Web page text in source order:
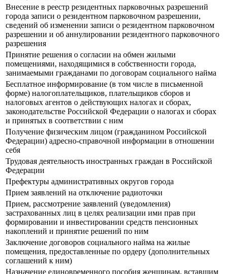
Внесение в реестр резидентных парковочных разрешений
города записи о резидентном парковочном разрешении,
сведений об изменении записи о резидентном парковочном
разрешении и об аннулировании резидентного парковочного
разрешения
Принятие решения о согласии на обмен жилыми
помещениями, находящимися в собственности города,
занимаемыми гражданами по договорам социального найма
Бесплатное информирование (в том числе в письменной
форме) налогоплательщиков, плательщиков сборов и
налоговых агентов о действующих налогах и сборах,
законодательстве Российской Федерации о налогах и сборах
и принятых в соответствии с ним
Получение физическим лицом (гражданином Российской
Федерации) адресно-справочной информации в отношении
себя
Трудовая деятельность иностранных граждан в Российской
Федерации
Префектуры административных округов города
Прием заявлений на отключение радиоточки
Прием, рассмотрение заявлений (уведомления)
застрахованных лиц в целях реализации ими прав при
формировании и инвестировании средств пенсионных
накоплений и принятие решений по ним
Заключение договоров социального найма на жилые
помещения, предоставленные по ордеру (дополнительных
соглашений к ним)
Назначение единовременного пособия женщинам, вставшим